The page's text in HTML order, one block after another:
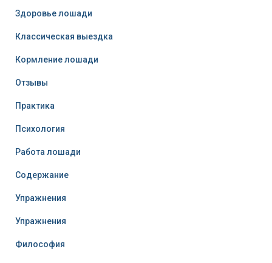
Здоровье лошади
Классическая выездка
Кормление лошади
Отзывы
Практика
Психология
Работа лошади
Содержание
Упражнения
Упражнения
Философия